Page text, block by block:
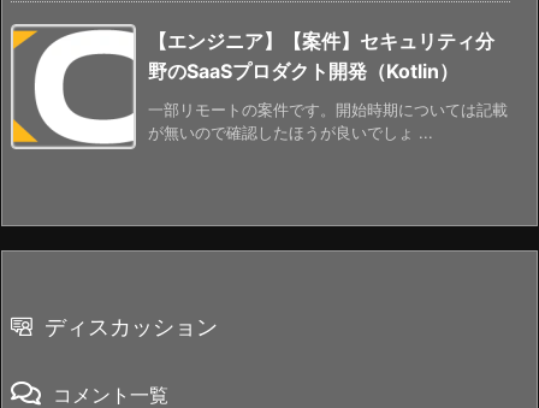
【エンジニア】【案件】セキュリティ分
野のSaaSプロダクト開発（Kotlin）
一部リモートの案件です。開始時期については記載
が無いので確認したほうが良いでしょ ...
ディスカッション
コメント一覧